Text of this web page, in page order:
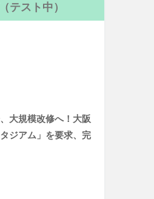
テスト中）
大規模改修へ！大阪
ジアム」を要求、完